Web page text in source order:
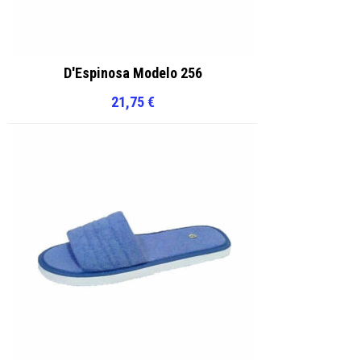
D'Espinosa Modelo 256
21,75€